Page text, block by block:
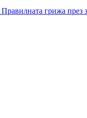
Правилната грижа през